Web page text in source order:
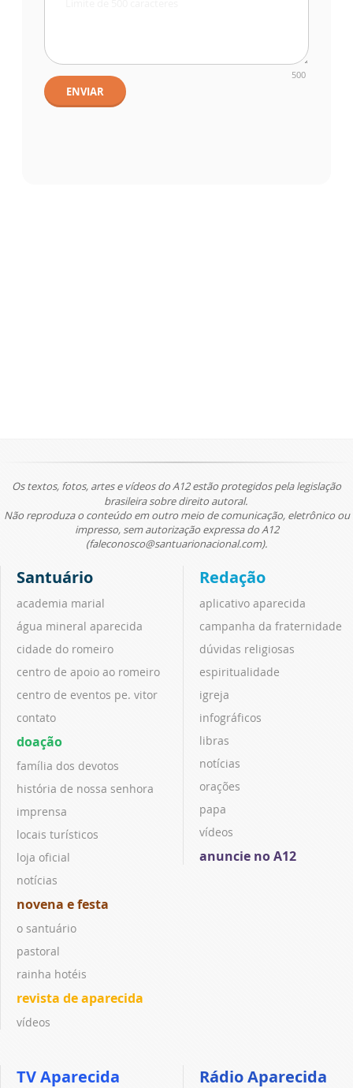
500
ENVIAR
Os textos, fotos, artes e vídeos do A12 estão protegidos pela legislação
brasileira sobre direito autoral.
Não reproduza o conteúdo em outro meio de comunicação, eletrônico ou
impresso, sem autorização expressa do A12
(faleconosco@santuarionacional.com).
Santuário
academia marial
água mineral aparecida
cidade do romeiro
centro de apoio ao romeiro
centro de eventos pe. vitor
contato
doação
família dos devotos
história de nossa senhora
imprensa
locais turísticos
loja oficial
notícias
novena e festa
o santuário
pastoral
rainha hotéis
revista de aparecida
vídeos
Redação
aplicativo aparecida
campanha da fraternidade
dúvidas religiosas
espiritualidade
igreja
infográficos
libras
notícias
orações
papa
vídeos
anuncie no A12
TV Aparecida Rádio Aparecida